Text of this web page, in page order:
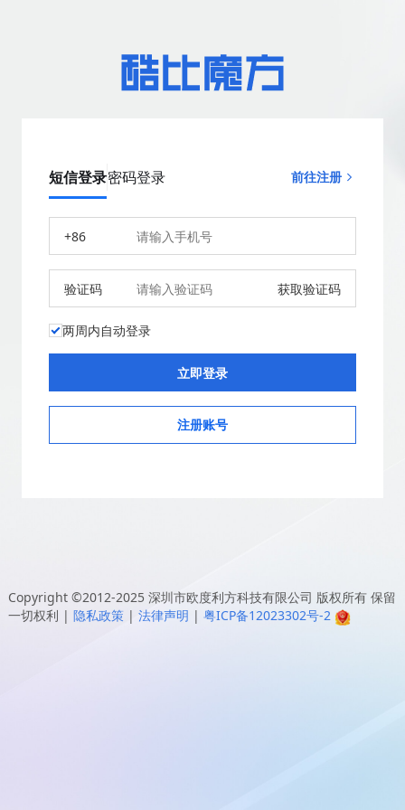
短信登录密码登录 前往注册
+86
验证码 获取验证码
两周内自动登录
注册账号
Copyright ©2012-2025 深圳市欧度利方科技有限公司 版权所有 保留
一切权利 | 隐私政策 | 法律声明 | 粤ICP备12023302号-2